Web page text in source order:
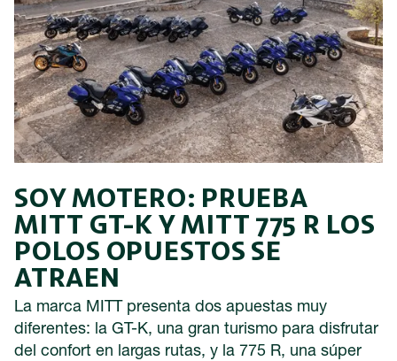
SOY MOTERO: PRUEBA
MITT GT-K Y MITT 775 R LOS
POLOS OPUESTOS SE
ATRAEN
La marca MITT presenta dos apuestas muy
diferentes: la GT-K, una gran turismo para disfrutar
del confort en largas rutas, y la 775 R, una súper